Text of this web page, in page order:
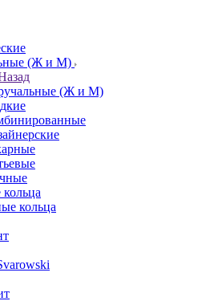
(Ж и М)
(Ж и М)
кольца